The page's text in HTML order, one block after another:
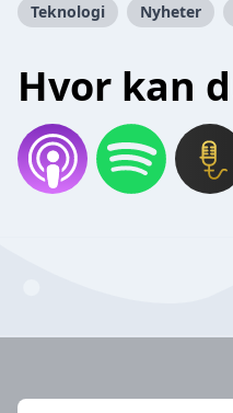
Teknologi Nyheter
Hvor kan